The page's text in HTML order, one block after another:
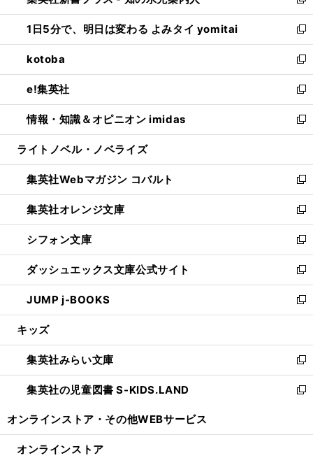
ウ
で
開
く
ン
ド
ウ
で
開
く
ウ
ィ
ン
ド
ウ
で
開
く
し
い
ウ
ィ
ン
ド
ウ
で
開
1日5分で、明日は変わる よみタイ yomitai
新
し
い
ウ
ィ
ン
ド
ウ
開
く
kotoba
新
し
い
ウ
ィ
ン
ウ
で
開
く
e!集英社
新
し
い
ウ
ン
ド
ウ
で
開
く
情報・知識＆オピニオン imidas
新
し
ウ
ィ
ン
ド
ウ
で
開
く
ライトノベル・ノベライズ
集英社Webマガジン コバルト
新
し
い
ウ
ィ
ン
ド
ウ
で
開
集英社オレンジ文庫
新
し
い
ウ
ィ
ン
ド
ウ
開
く
シフォン文庫
新
し
い
ウ
ィ
ン
ウ
で
開
く
ダッシュエックス文庫公式サイト
新
し
い
ウ
ン
ド
ウ
で
JUMP j-BOOKS
新
し
ウ
ィ
ン
ド
開
キッズ
集英社みらい文庫
新
し
い
ン
集英社の児童図書 S-KIDS.LAND
新
ウ
オンラインストア・ その他WEBサービス
オンラインストア